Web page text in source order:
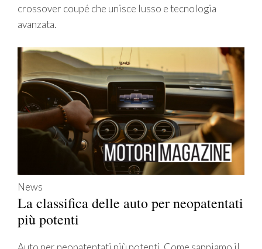
crossover coupé che unisce lusso e tecnologia
avanzata.
News
La classifica delle auto per neopatentati
più potenti